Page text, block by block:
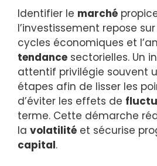
Identifier le marché
l’investissement repose
cycles économiques et
tendance sectorielles. Un
attentif privilégie souvent
étapes afin de lisser les
d’éviter les effets de
terme. Cette démarche
la volatilité et sécurise
capital.